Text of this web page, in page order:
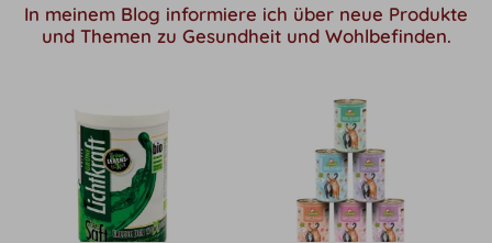
In meinem Blog informiere ich über neue Produkte
und Themen zu Gesundheit und Wohlbefinden.